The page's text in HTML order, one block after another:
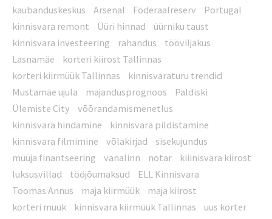
kaubanduskeskus
Arsenal Föderaalreserv
Portugal
kinnisvara remont
Üüri hinnad
üürniku taust
kinnisvara investeering
rahandus
tööviljakus
Lasnamäe
korteri kiirost Tallinnas
korteri kiirmüük Tallinnas
kinnisvaraturu trendid
Mustamäe ujula
majandusprognoos
Paldiski
Ülemiste City
võõrandamismenetlus
kinnisvara hindamine
kinnisvara pildistamine
kinnisvara filmimine
võlakirjad
sisekujundus
müüja finantseering
vanalinn notar
kiiinisvara kiirost
luksusvillad
tööjõumaksud
ELL Kinnisvara
Toomas Annus
maja kiirmüük
maja kiirost
korteri müük
kinnisvara kiirmüük Tallinnas
uus korter